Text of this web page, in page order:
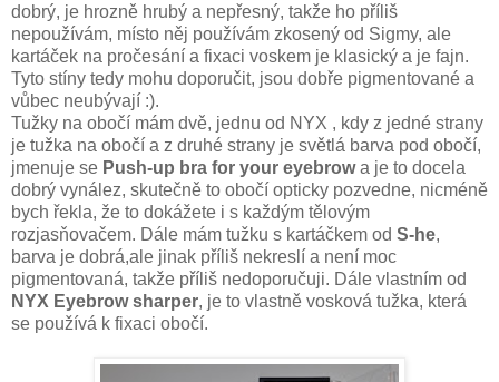
dobrý, je hrozně hrubý a nepřesný, takže ho příliš
nepoužívám, místo něj používám zkosený od Sigmy, ale
kartáček na pročesání a fixaci voskem je klasický a je fajn.
Tyto stíny tedy mohu doporučit, jsou dobře pigmentované a
vůbec neubývají :).
Tužky na obočí mám dvě, jednu od NYX , kdy z jedné strany
je tužka na obočí a z druhé strany je světlá barva pod obočí,
jmenuje se Push-up bra for your eyebrowa je to docela
dobrý vynález, skutečně to obočí opticky pozvedne, nicméně
bych řekla, že to dokážete i s každým tělovým
rozjasňovačem. Dále mám tužku s kartáčkem od S-he,
barva je dobrá,ale jinak příliš nekreslí a není moc
pigmentovaná, takže příliš nedoporučuji. Dále vlastním od
NYX Eyebrow sharper, je to vlastně vosková tužka, která
se používá k fixaci obočí.